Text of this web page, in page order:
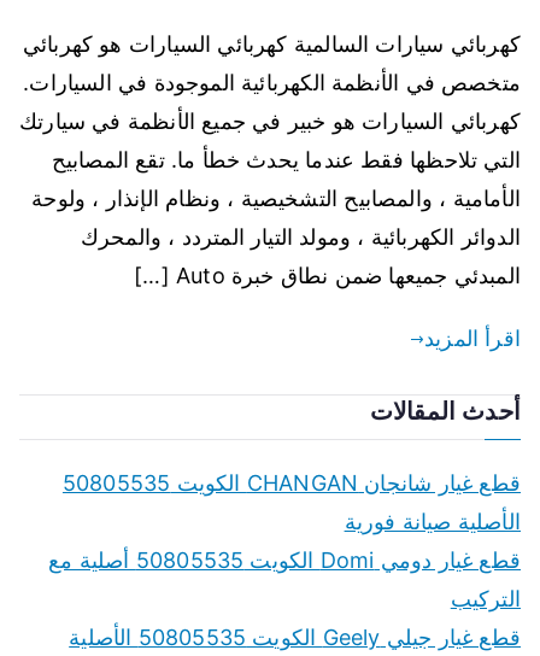
كهربائي سيارات السالمية كهربائي السيارات هو كهربائي
متخصص في الأنظمة الكهربائية الموجودة في السيارات.
كهربائي السيارات هو خبير في جميع الأنظمة في سيارتك
التي تلاحظها فقط عندما يحدث خطأ ما. تقع المصابيح
الأمامية ، والمصابيح التشخيصية ، ونظام الإنذار ، ولوحة
الدوائر الكهربائية ، ومولد التيار المتردد ، والمحرك
المبدئي جميعها ضمن نطاق خبرة Auto […]
اقرأ المزيد
أحدث المقالات
قطع غيار شانجان CHANGAN الكويت 50805535
الأصلية صيانة فورية
قطع غيار دومي Domi الكويت 50805535 أصلية مع
التركيب
قطع غيار جيلي Geely الكويت 50805535 الأصلية